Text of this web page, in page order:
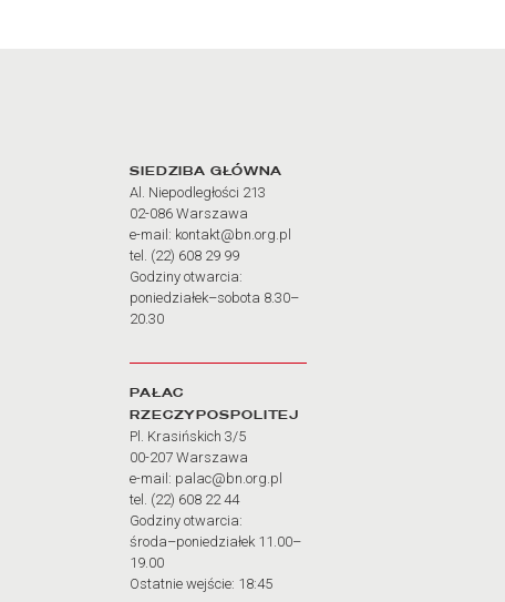
Adres oraz godziny
SIEDZIBA GŁÓWNA
Al. Niepodległości 213
02-086 Warszawa
e-mail: kontakt@bn.org.pl
tel. (22) 608 29 99
Godziny otwarcia:
poniedziałek–sobota 8.30–
20.30
PAŁAC
RZECZYPOSPOLITEJ
Pl. Krasińskich 3/5
00-207 Warszawa
e-mail: palac@bn.org.pl
tel. (22) 608 22 44
Godziny otwarcia:
środa–poniedziałek 11.00–
19.00
Ostatnie wejście: 18:45